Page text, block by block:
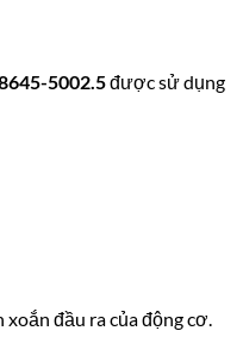
5002.5được sử dụng
đầu ra của động cơ.